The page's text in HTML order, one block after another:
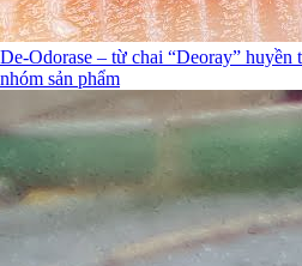
De-Odorase – từ chai “Deoray” huyền
nhóm sản phẩm